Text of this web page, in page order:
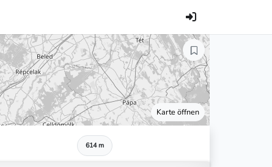
Karte öffnen
614 m